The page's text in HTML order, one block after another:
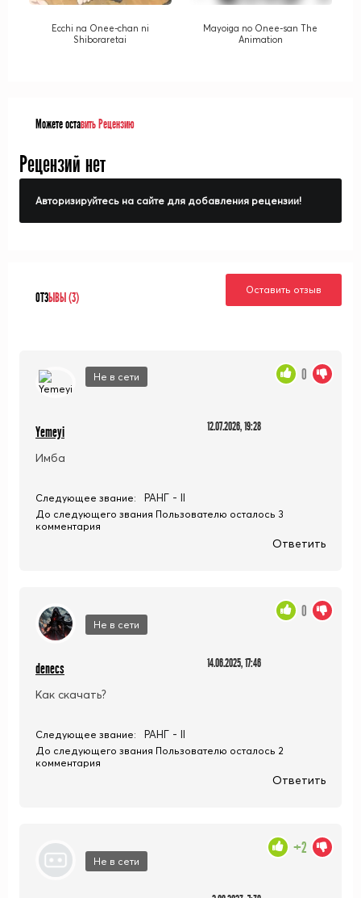
Ecchi na Onee-chan ni
Shiboraretai
Mayoiga no Onee-san The
Animation
Можете оставить Рецензию
Рецензий нет
Авторизируйтесь на сайте для добавления рецензии!
ОТЗЫВЫ (3)
Оставить отзыв
Не в сети
Yemeyi 12.07.2026, 19:28
Имба
0
Следующее звание: РАНГ - II
До следующего звания Пользователю осталось 3
комментария
Ответить
Не в сети
denecs 14.06.2025, 17:46
Как скачать?
0
Следующее звание: РАНГ - II
До следующего звания Пользователю осталось 2
комментария
Ответить
Не в сети
+2